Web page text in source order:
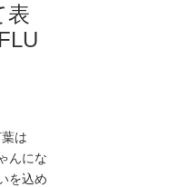
表
は
んにな
を込め